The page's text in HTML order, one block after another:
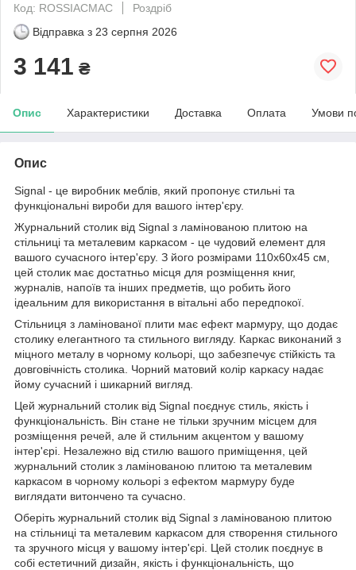
Код: ROSSIACMAC
Роздріб
Відправка з 23 серпня 2026
3 141 ₴
Опис Характеристики Доставка Оплата Умови
Опис
Signal - це виробник меблів, який пропонує стильні та
функціональні вироби для вашого інтер'єру.
Журнальний столик від Signal з ламінованою плитою на
стільниці та металевим каркасом - це чудовий елемент для
вашого сучасного інтер'єру. З його розмірами 110x60x45 см,
цей столик має достатньо місця для розміщення книг,
журналів, напоїв та інших предметів, що робить його
ідеальним для використання в вітальні або передпокої.
Стільниця з ламінованої плити має ефект мармуру, що додає
столику елегантного та стильного вигляду. Каркас виконаний з
міцного металу в чорному кольорі, що забезпечує стійкість та
довговічність столика. Чорний матовий колір каркасу надає
йому сучасний і шикарний вигляд.
Цей журнальний столик від Signal поєднує стиль, якість і
функціональність. Він стане не тільки зручним місцем для
розміщення речей, але й стильним акцентом у вашому
інтер'єрі. Незалежно від стилю вашого приміщення, цей
журнальний столик з ламінованою плитою та металевим
каркасом в чорному кольорі з ефектом мармуру буде
виглядати витончено та сучасно.
Оберіть журнальний столик від Signal з ламінованою плитою
на стільниці та металевим каркасом для створення стильного
та зручного місця у вашому інтер'єрі. Цей столик поєднує в
собі естетичний дизайн, якість і функціональність, що